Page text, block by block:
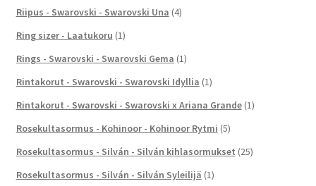
Riipus - Swarovski - Swarovski Una (4)
Ring sizer - Laatukoru (1)
Rings - Swarovski - Swarovski Gema (1)
Rintakorut - Swarovski - Swarovski Idyllia (1)
Rintakorut - Swarovski - Swarovski x Ariana Grande (1)
Rosekultasormus - Kohinoor - Kohinoor Rytmi (5)
Rosekultasormus - Silván - Silván kihlasormukset (25)
Rosekultasormus - Silván - Silván Syleilijä (1)